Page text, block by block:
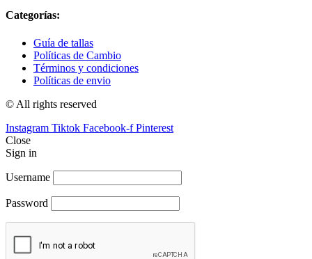
Categorías:
Guía de tallas
Políticas de Cambio
Términos y condiciones
Políticas de envio
© All rights reserved
Instagram Tiktok Facebook-f Pinterest
Close
Sign in
Username
Password